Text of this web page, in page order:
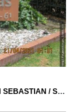
CASA EN ARRIENDO / HACIENDA SAN SEBASTIAN / SAE